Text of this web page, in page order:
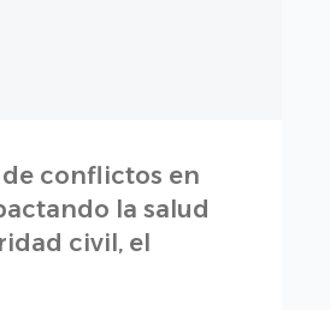
conflictos en
la salud
civil, el